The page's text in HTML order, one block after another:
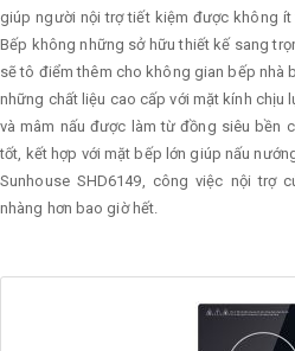
giúp người nội trợ tiết kiệm được không
Bếp không những sở hữu thiết kế sang
sẽ tô điểm thêm cho không gian bếp nhà
những chất liệu cao cấp với mặt kính chịu
và mâm nấu được làm từ đồng siêu bền
tốt, kết hợp với mặt bếp lớn giúp nấu
Sunhouse SHD6149, công việc nội trợ
nhàng hơn bao giờ hết.